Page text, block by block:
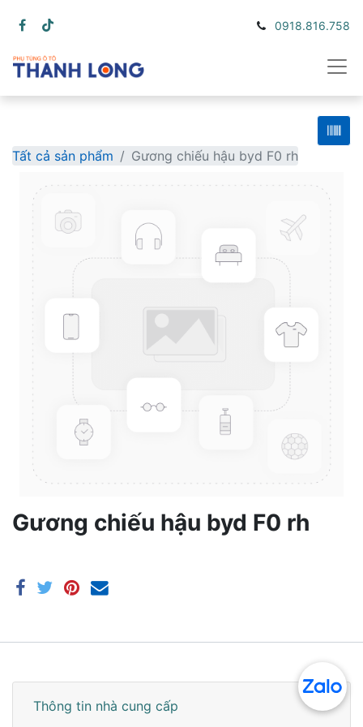
0918.816.758
Tất cả sản phẩm Gương chiếu hậu byd F0 rh
Gương chiếu hậu byd F0 rh
Thông tin nhà cung cấp